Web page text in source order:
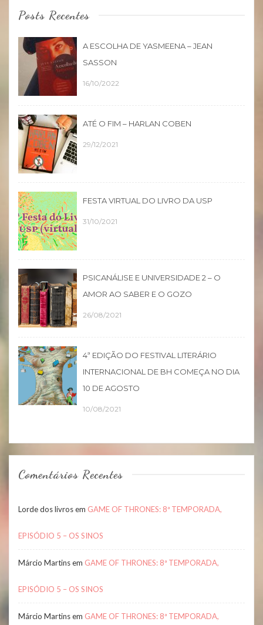
Posts Recentes
A ESCOLHA DE YASMEENA – JEAN
SASSON
16/10/2022
ATÉ O FIM – HARLAN COBEN
29/12/2021
FESTA VIRTUAL DO LIVRO DA USP
31/10/2021
PSICANÁLISE E UNIVERSIDADE 2 – O
AMOR AO SABER E O GOZO
26/08/2021
4ª EDIÇÃO DO FESTIVAL LITERÁRIO
INTERNACIONAL DE BH COMEÇA NO DIA
10 DE AGOSTO
10/08/2021
Comentários Recentes
Lorde dos livrosem GAME OF THRONES: 8ª TEMPORADA,
EPISÓDIO 5 – OS SINOS
Márcio Martinsem GAME OF THRONES: 8ª TEMPORADA,
EPISÓDIO 5 – OS SINOS
Márcio Martinsem GAME OF THRONES: 8ª TEMPORADA,